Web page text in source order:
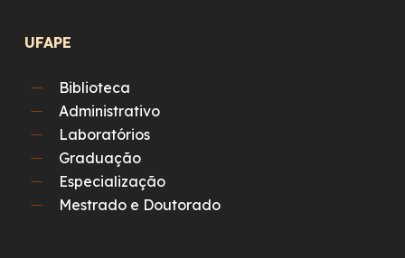
UFAPE
Biblioteca
Administrativo
Laboratórios
Graduação
Especialização
Mestrado e Doutorado